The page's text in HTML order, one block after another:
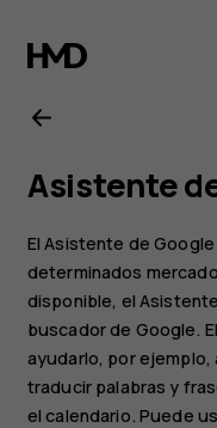
Manual
del
de
Nokia
4.2
Asistente
El Asistente de
determinados
disponible, el
buscador de Google.
ayudarlo, por ejemplo,
traducir palabras y
el calendario. Puede